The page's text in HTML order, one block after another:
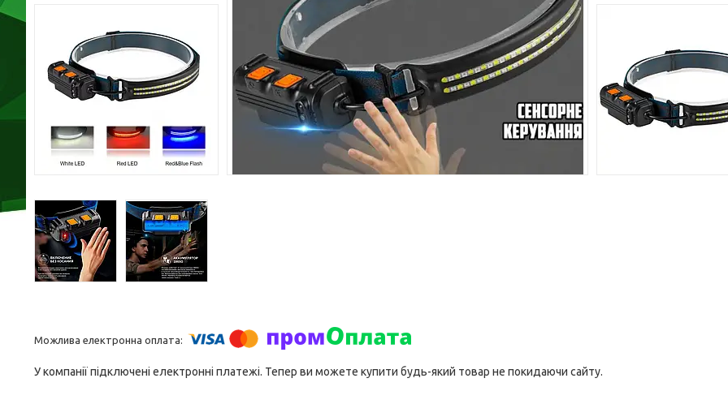
У компанії підключені електронні платежі. Тепер ви можете купити будь-який товар не покидаючи сайту.